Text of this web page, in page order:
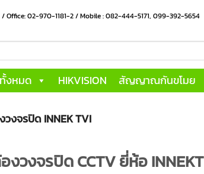
Office: 02-970-1181-2 / Mobile : 082-444-5171, 099-392-5654
งหมด HIKVISION สัญญาณกันขโมย
งจรปิด INNEK TVI
งวงจรปิด CCTV ยี่ห้อ INNEKT